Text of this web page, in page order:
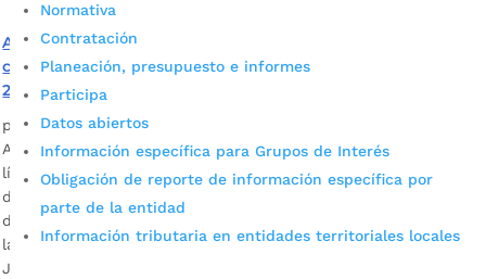
Normativa
Contratación
Planeación, presupuesto e informes
Participa
Datos abiertos
Información específica para Grupos de Interés
Obligación de reporte de información específica por
parte de la entidad
Información tributaria en entidades territoriales locales
Así fue el proceso de participación ciudadana para la
construcción del Plan de Desarrollo de Bucaramanga
2020 – 2023
por Alcaldía de Bucaramanga
Además de las reuniones sostenidas con representantes y
líderes de diferentes sectores de la ciudad, desde el inicio
de este 2020, por contingencia Covid-19 desde la Secretaría
de Planeación se lideró una estrategia digital para garantizar
la participación de más actores de Bucaramanga. María
Juliana Ruiz – Asesora de Despacho para la construcción del